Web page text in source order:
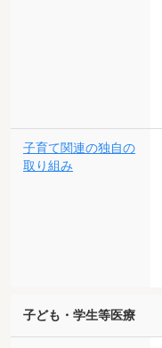
子育て関連の独自の
取り組み
子ども・学生等医療